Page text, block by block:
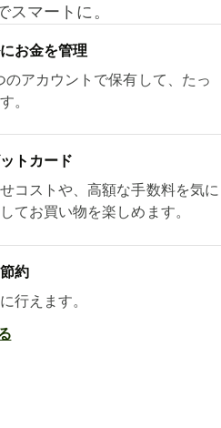
マートに。
お金を管理
のアカウントで保有して、たっ
。
トカード
コストや、高額な手数料を気に
てお買い物を楽しめます。
約
行えます。